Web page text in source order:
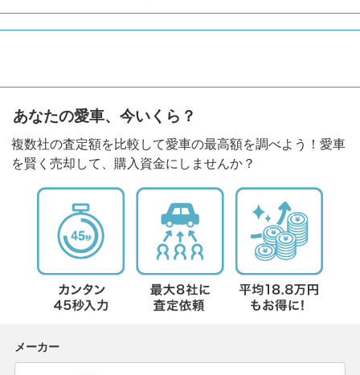
あなたの愛車、今いくら？
複数社の査定額を比較して愛車の最高額を調べよう！愛車
を賢く売却して、購入資金にしませんか？
メーカー